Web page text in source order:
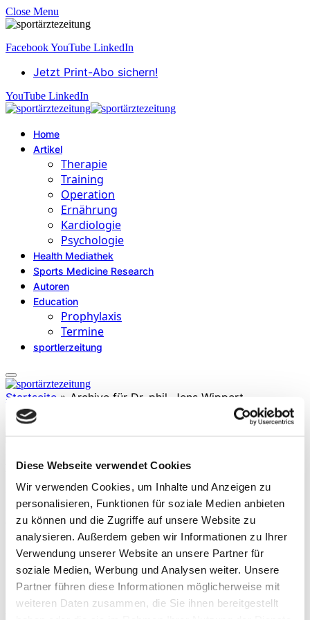
Diese Webseite verwendet Cookies
Wir verwenden Cookies, um Inhalte und Anzeigen zu
personalisieren, Funktionen für soziale Medien anbieten
zu können und die Zugriffe auf unsere Website zu
analysieren. Außerdem geben wir Informationen zu Ihrer
Verwendung unserer Website an unsere Partner für
soziale Medien, Werbung und Analysen weiter. Unsere
Partner führen diese Informationen möglicherweise mit
weiteren Daten zusammen, die Sie ihnen bereitgestellt
Close Menu
FacebookYouTube LinkedIn
Jetzt Print-Abo sichern!
YouTube LinkedIn
Home
Artikel
Therapie
Training
Operation
Ernährung
Kardiologie
Psychologie
Health Mediathek
Sports Medicine Research
Autoren
Education
Prophylaxis
Termine
sportlerzeitung
Startseite » Archive für Dr. phil. Jens Wippert
Dr. phil. Jens Wippert
ist staatlich geprüfter Physiotherapeut und Spiraldynamik®­Experte.
2016 eröffnete er SANAMOTUS – Gesund in Bewegung in
München. Seine Schwerpunkte sind: Funktionelle Diagnostik und
Therapie.